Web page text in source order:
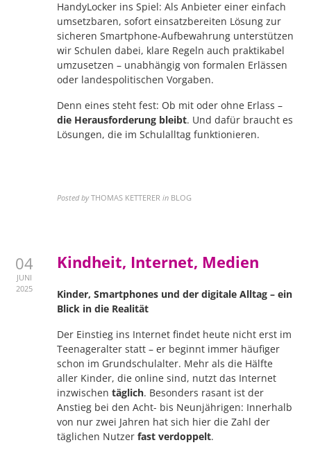
HandyLocker ins Spiel: Als Anbieter einer einfach
umsetzbaren, sofort einsatzbereiten Lösung zur
sicheren Smartphone-Aufbewahrung unterstützen
wir Schulen dabei, klare Regeln auch praktikabel
umzusetzen – unabhängig von formalen Erlässen
oder landespolitischen Vorgaben.
Denn eines steht fest: Ob mit oder ohne Erlass –
die Herausforderung bleibt. Und dafür braucht es
Lösungen, die im Schulalltag funktionieren.
Posted by THOMAS KETTERER in BLOG
04
JUNI
2025
Kindheit, Internet, Medien
Kinder, Smartphones und der digitale Alltag – ein
Blick in die Realität
Der Einstieg ins Internet findet heute nicht erst im
Teenageralter statt – er beginnt immer häufiger
schon im Grundschulalter. Mehr als die Hälfte
aller Kinder, die online sind, nutzt das Internet
inzwischentäglich. Besonders rasant ist der
Anstieg bei den Acht- bis Neunjährigen: Innerhalb
von nur zwei Jahren hat sich hier die Zahl der
täglichen Nutzerfast verdoppelt.